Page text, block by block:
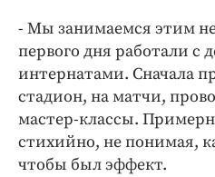
- Мы занимаемся этим
первого дня работали с
интернатами. Сначала
стадион, на матчи,
мастер-классы.
стихийно, не понимая,
чтобы был эффект.